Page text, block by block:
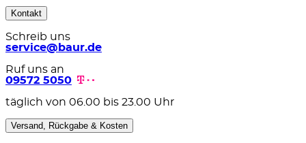
Kontakt
Schreib uns
service@baur.de
Ruf uns an
09572 5050
täglich von 06.00 bis 23.00 Uhr
Versand, Rückgabe & Kosten